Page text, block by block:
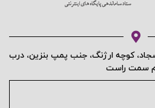
کوچه ارژنگ، جنب پمپ بنزین، درب
سمت راست